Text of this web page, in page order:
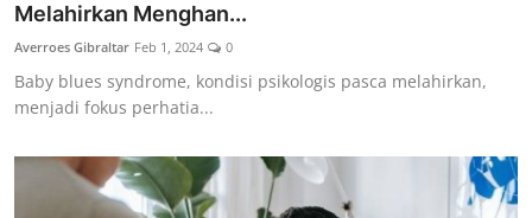
Melahirkan Menghan...
Averroes Gibraltar Feb 1, 2024 0
Baby blues syndrome, kondisi psikologis pasca melahirkan,
menjadi fokus perhatia...